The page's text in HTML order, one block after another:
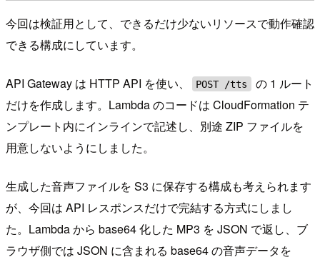
今回は検証用として、できるだけ少ないリソースで動作確認
できる構成にしています。
API Gateway は HTTP API を使い、 POST /tts
の 1 ルート
だけを作成します。Lambda のコードは CloudFormation テ
ンプレート内にインラインで記述し、別途 ZIP ファイルを
用意しないようにしました。
生成した音声ファイルを S3 に保存する構成も考えられます
が、今回は API レスポンスだけで完結する方式にしまし
た。Lambda から base64 化した MP3 を JSON で返し、ブ
ラウザ側では JSON に含まれる base64 の音声データを